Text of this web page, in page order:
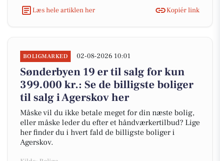
Læs hele artiklen her Kopiér link
BOLIGMARKED 02-08-2026 10:01
Sønderbyen 19 er til salg for kun
399.000 kr.: Se de billigste boliger
til salg i Agerskov her
Måske vil du ikke betale meget for din næste bolig,
eller måske leder du efter et håndværkertilbud? Lige
her finder du i hvert fald de billigste boliger i
Agerskov.